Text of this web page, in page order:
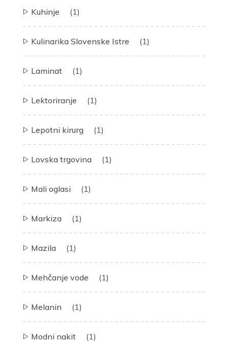
Kuhinje (1)
Kulinarika Slovenske Istre (1)
Laminat (1)
Lektoriranje (1)
Lepotni kirurg (1)
Lovska trgovina (1)
Mali oglasi (1)
Markiza (1)
Mazila (1)
Mehčanje vode (1)
Melanin (1)
Modni nakit (1)